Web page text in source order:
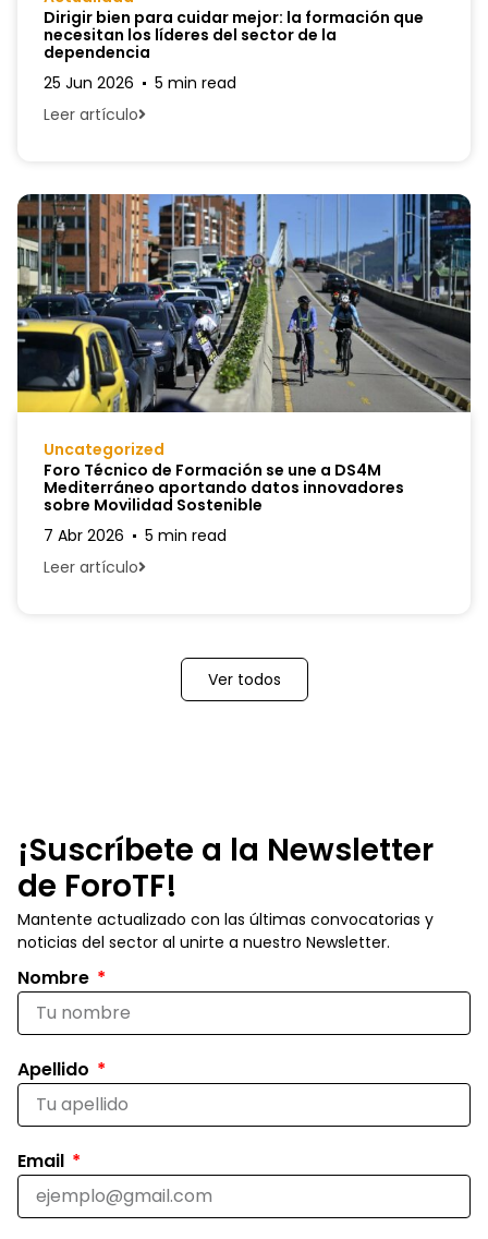
Dirigir bien para cuidar mejor: la formación que
necesitan los líderes del sector de la
dependencia
25 Jun 2026
5 min read
Leer artículo
Uncategorized
Foro Técnico de Formación se une a DS4M
Mediterráneo aportando datos innovadores
sobre Movilidad Sostenible
7 Abr 2026
5 min read
Leer artículo
Ver todos
¡Suscríbete a la Newsletter
de ForoTF!
Mantente actualizado con las últimas convocatorias y
noticias del sector al unirte a nuestro Newsletter.
Nombre
Apellido
Email